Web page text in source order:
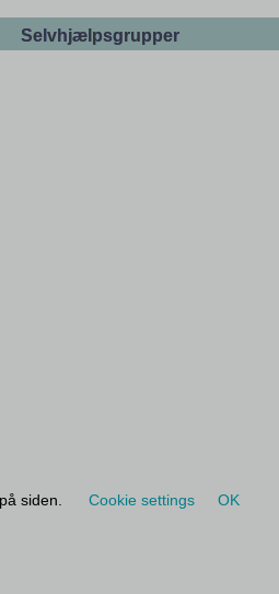
Selvhjælpsgrupper
siden.
Cookie settings OK